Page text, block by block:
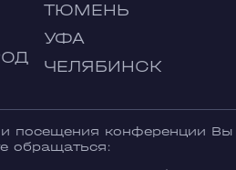
ТЮМЕНЬ
УФА
ЧЕЛЯБИНСК
посещения конференции Вы
обращаться: